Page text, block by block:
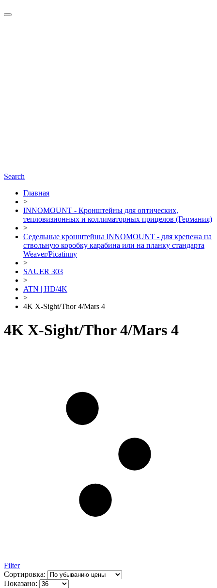
Search
Главная
>
INNOMOUNT - Кронштейны для оптических,
тепловизионных и коллиматорных прицелов (Германия)
>
Седельные кронштейны INNOMOUNT - для крепежа на
ствольную коробку карабина или на планку стандарта
Weaver/Picatinny
>
SAUER 303
>
ATN | HD/4K
>
4K X-Sight/Thor 4/Mars 4
4K X-Sight/Thor 4/Mars 4
Filter
Сортировка:
Показано: